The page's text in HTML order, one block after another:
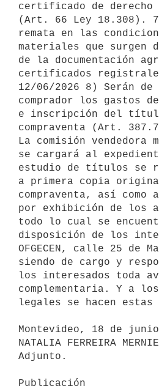
certificado de derecho
(Art. 66 Ley 18.308).
remata en las
materiales que surgen
de la documentación
certificados
12/06/2026 8) Serán
comprador los gastos
e inscripción del
compraventa (Art.
La comisión vendedora
se cargará al
estudio de títulos se
a primera copia
compraventa, así como
por exhibición de los
todo lo cual se
disposición de los
OFGECEN, calle 25 de
siendo de cargo y
los interesados toda
complementaria. Y a
legales se hacen estas
Montevideo, 18 de
NATALIA FERREIRA
Adjunto.
Publicación